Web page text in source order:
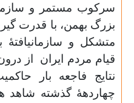
سرکوب مستمر و
بزرگ بهمن، با قدرت
متشکل و سازمانیافتۀ
قیام مردم ایران
از
نتایج فاجعه بار
چهاردهۀ گذشته